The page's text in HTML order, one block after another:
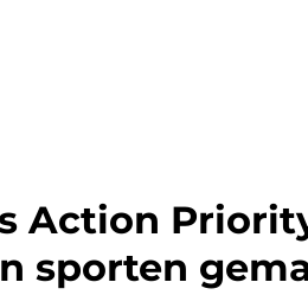
Action
sporten